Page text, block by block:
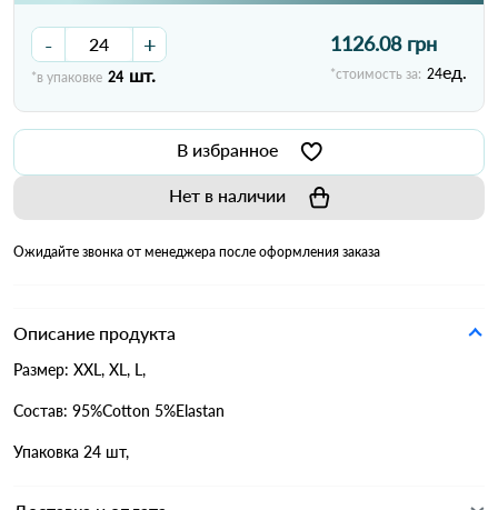
- +
*в упаковке 24 шт.
1126.08 грн
*стоимость за: 24ед.
В избранное
Нет в наличии
Ожидайте звонка от менеджера после оформления заказа
Описание продукта
Размер: XXL, XL, L,
Состав: 95%Cotton 5%Elastan
Упаковка 24 шт,